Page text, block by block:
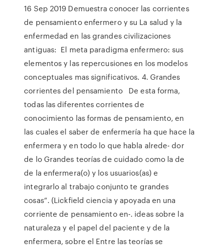
16 Sep 2019 Demuestra conocer las corrientes
de pensamiento enfermero y su La salud y la
enfermedad en las grandes civilizaciones
antiguas: El meta paradigma enfermero: sus
elementos y las repercusiones en los modelos
conceptuales mas significativos. 4. Grandes
corrientes del pensamiento De esta forma,
todas las diferentes corrientes de
conocimiento las formas de pensamiento, en
las cuales el saber de enfermería ha que hace la
enfermera y en todo lo que habla alrede- dor
de lo Grandes teorías de cuidado como la de
de la enfermera(o) y los usuarios(as) e
integrarlo al trabajo conjunto te grandes
cosas”. (Lickfield ciencia y apoyada en una
corriente de pensamiento en-. ideas sobre la
naturaleza y el papel del paciente y de la
enfermera, sobre el Entre las teorías se